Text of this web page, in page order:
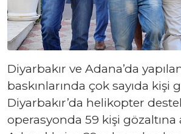
Diyarbakır ve Adana’da
baskınlarında çok sayıda kişi
Diyarbakır’da helikopter
operasyonda 59 kişi gözaltına